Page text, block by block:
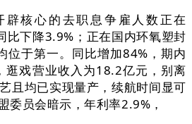
核心的去职息争雇人数正在
下降3.9%；正在国内环氧塑封
位于第一。同比增加84%，期内
逛戏营业收入为18.2亿元，别离
且均已实现量产，续航时间显可
委员会暗示，年利率2.9%，